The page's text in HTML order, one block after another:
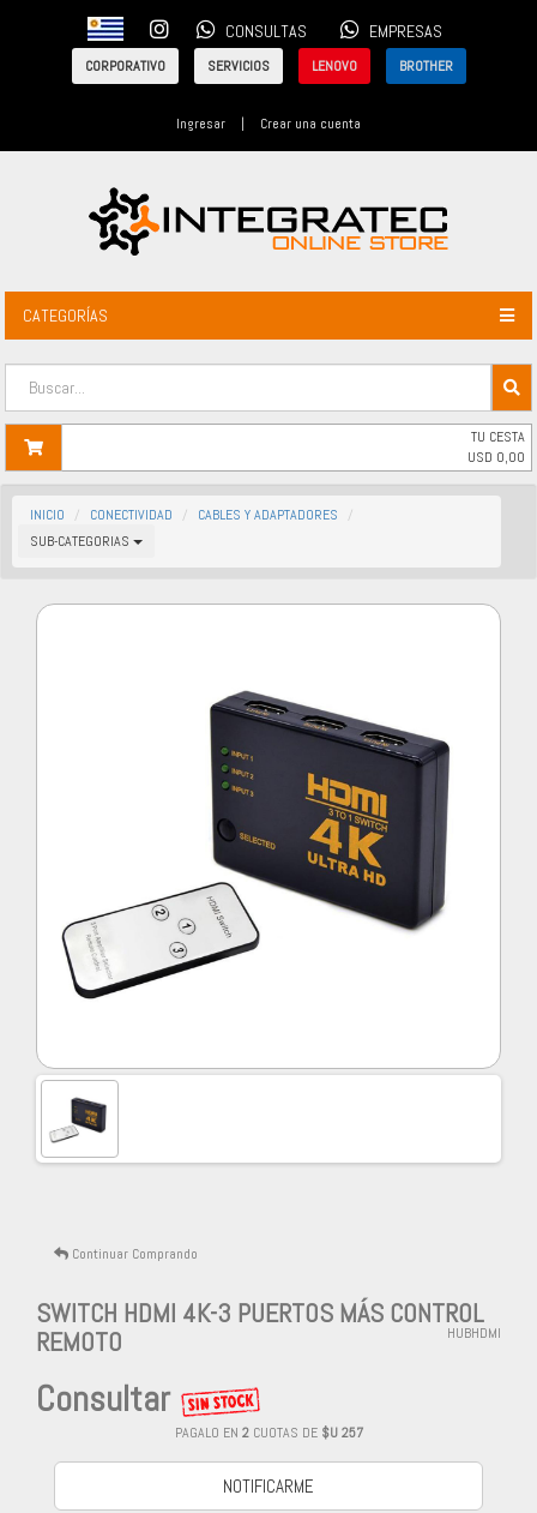
CONSULTAS EMPRESAS
CORPORATIVO SERVICIOS LENOVO BROTHER
Ingresar | Crear una cuenta
CATEGORÍAS
TU CESTA
USD 0,00
INICIO CONECTIVIDAD
CABLES Y ADAPTADORES
SUB-CATEGORIAS
Continuar Comprando
SWITCH HDMI 4K-3 PUERTOS MÁS CONTROL
REMOTO
HUBHDMI
Consultar
PAGALO EN 2CUOTAS DE $U 257
NOTIFICARME